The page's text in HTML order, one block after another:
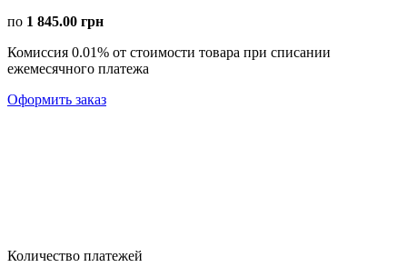
по 1 845.00 грн
Комиссия 0.01% от стоимости товара при списании
ежемесячного платежа
Оформить заказ
Количество платежей